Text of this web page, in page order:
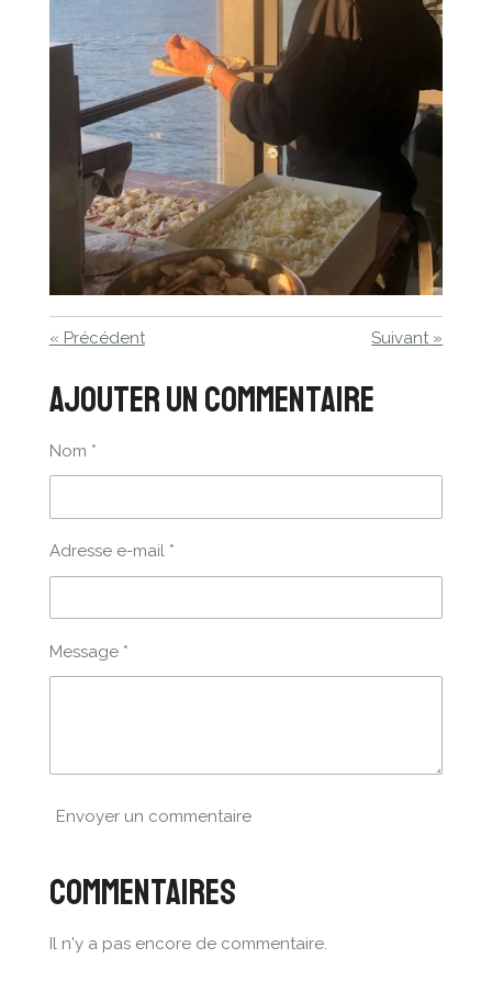
« Précédent Suivant »
Ajouter un commentaire
Nom *
Adresse e-mail *
Message *
Envoyer un commentaire
Commentaires
Il n'y a pas encore de commentaire.